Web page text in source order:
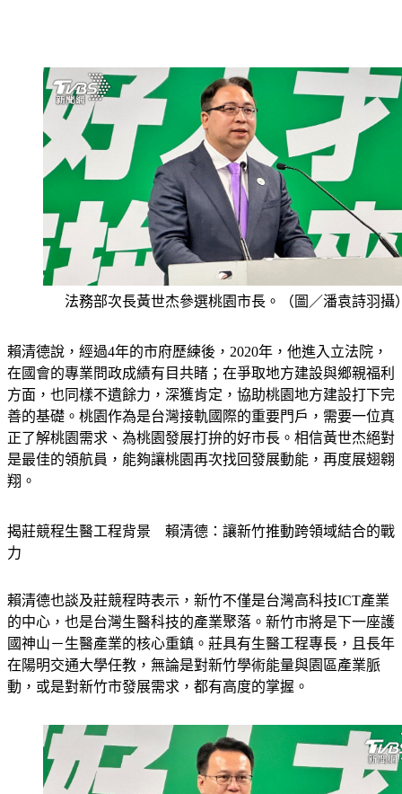
法務部次長黃世杰參選桃園市長。（圖／潘袁詩羽攝
賴清德說，經過4年的市府歷練後，2020年，他進入立法院，
在國會的專業問政成績有目共睹；在爭取地方建設與鄉親福利
方面，也同樣不遺餘力，深獲肯定，協助桃園地方建設打下完
善的基礎。桃園作為是台灣接軌國際的重要門戶，需要一位真
正了解桃園需求、為桃園發展打拚的好市長。相信黃世杰絕對
是最佳的領航員，能夠讓桃園再次找回發展動能，再度展翅翱
翔。
揭莊競程生醫工程背景　賴清德：讓新竹推動跨領域結合的戰
力
賴清德也談及莊競程時表示，新竹不僅是台灣高科技ICT產業
的中心，也是台灣生醫科技的產業聚落。新竹市將是下一座護
國神山－生醫產業的核心重鎮。莊具有生醫工程專長，且長年
在陽明交通大學任教，無論是對新竹學術能量與園區產業脈
動，或是對新竹市發展需求，都有高度的掌握。